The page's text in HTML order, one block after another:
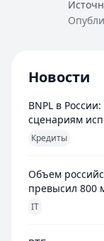
Новости
BNPL в
сценариям
Кредиты
Объем
превысил 800
IT